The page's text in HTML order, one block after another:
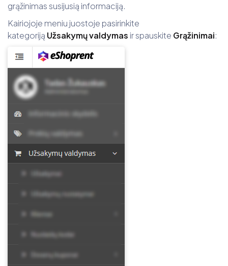
grąžinimas susijusią informaciją.
Kairiojoje meniu juostoje pasirinkite
kategoriją Užsakymų valdymas ir spauskite Grąžinimai: